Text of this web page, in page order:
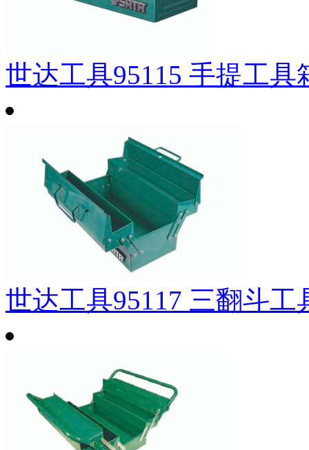
世达工具95115 手提工具
世达工具95117 三翻斗工